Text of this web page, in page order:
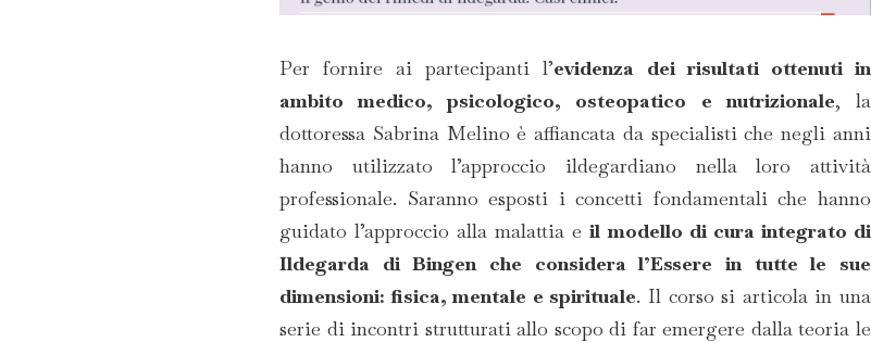
Per fornire ai partecipanti l’evidenza dei risultati ottenuti in
ambito medico, psicologico, osteopatico e nutrizionale, la
dottoressa Sabrina Melino è affiancata da specialisti che negli anni
hanno utilizzato l’approccio ildegardiano nella loro attività
professionale. Saranno esposti i concetti fondamentali che hanno
guidato l’approccio alla malattia eil modello di cura integrato di
Ildegarda di Bingen che considera l’Essere in tutte le sue
dimensioni: fisica, mentale e spirituale. Il corso si articola in una
serie di incontri strutturati allo scopo di far emergere dalla teoria le